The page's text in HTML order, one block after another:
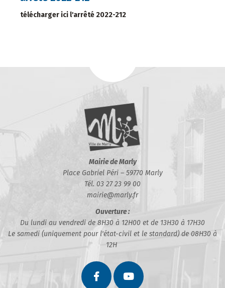
télécharger ici l'arrêté 2022-212
Mairie de Marly
Place Gabriel Péri – 59770 Marly
Tél. 03 27 23 99 00
mairie@marly.fr
Ouverture :
Du lundi au vendredi de 8H30 à 12H00 et de 13H30 à 17H30
Le samedi (uniquement pour l'état-civil et le standard) de 08H30 à
12H